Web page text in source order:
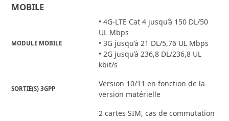
MOBILE
MODULE MOBILE
• 4G-LTE Cat 4 jusqu’à 150 DL/50
UL Mbps
• 3G jusqu’à 21 DL/5,76 UL Mbps
• 2G jusqu’à 236,8 DL/236,8 UL
kbit/s
SORTIE(S) 3GPP
Version 10/11 en fonction de la
version matérielle
2 cartes SIM, cas de commutation